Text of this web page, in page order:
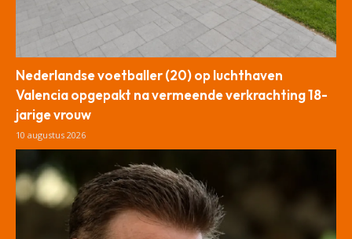
Nederlandse voetballer (20) op luchthaven
Valencia opgepakt na vermeende verkrachting 18-
jarige vrouw
10 augustus 2026